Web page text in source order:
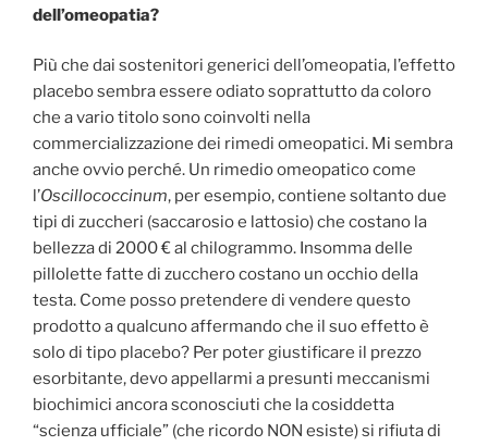
dell’omeopatia?
Più che dai sostenitori generici dell’omeopatia, l’effetto
placebo sembra essere odiato soprattutto da coloro
che a vario titolo sono coinvolti nella
commercializzazione dei rimedi omeopatici. Mi sembra
anche ovvio perché. Un rimedio omeopatico come
l’Oscillococcinum, per esempio, contiene soltanto due
tipi di zuccheri (saccarosio e lattosio) che costano la
bellezza di 2000 € al chilogrammo. Insomma delle
pillolette fatte di zucchero costano un occhio della
testa. Come posso pretendere di vendere questo
prodotto a qualcuno affermando che il suo effetto è
solo di tipo placebo? Per poter giustificare il prezzo
esorbitante, devo appellarmi a presunti meccanismi
biochimici ancora sconosciuti che la cosiddetta
“scienza ufficiale” (che ricordo NON esiste) si rifiuta di